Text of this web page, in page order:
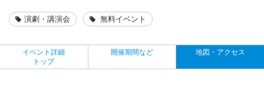
演劇・講演会 無料イベント
イベント詳細
トップ
開催期間など 地図・アクセス